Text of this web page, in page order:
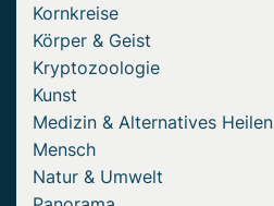
Kornkreise
Körper & Geist
Kryptozoologie
Kunst
Medizin & Alternatives Heilen
Mensch
Natur & Umwelt